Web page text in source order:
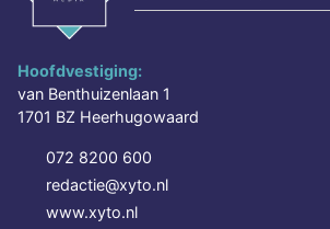
Hoofdvestiging:
van Benthuizenlaan 1
1701 BZ Heerhugowaard
072 8200 600
redactie@xyto.nl
www.xyto.nl